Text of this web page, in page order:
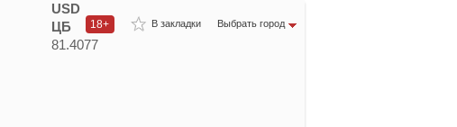
В закладки Выбрать город
18+
USD
ЦБ
81.4077